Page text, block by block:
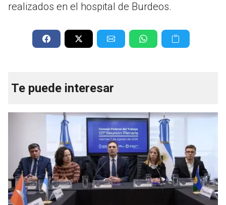
realizados en el hospital de Burdeos.
Te puede interesar